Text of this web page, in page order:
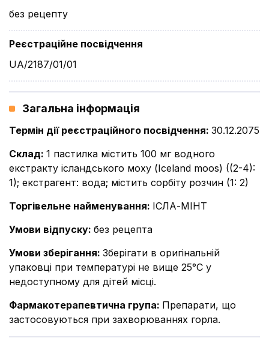
без рецепту
Реєстраційне посвідчення
UA/2187/01/01
Загальна інформація
Термін дії реєстраційного посвідчення: 30.12.2075
Склад: 1 пастилка містить 100 мг водного
екстракту ісландського моху (Iceland moos) ((2-4):
1); екстрагент: вода; містить сорбіту розчин (1: 2)
Торгівельне найменування: ІСЛА-МІНТ
Умови відпуску: без рецепта
Умови зберігання: Зберігати в оригінальній
упаковці при температурі не вище 25°С у
недоступному для дітей місці.
Фармакотерапевтична група: Препарати, що
застосовуються при захворюваннях горла.